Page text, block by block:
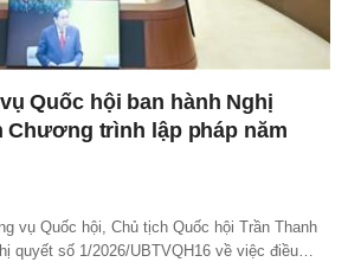
Quốc hội ban hành Nghị
Chương trình lập pháp năm
vụ Quốc hội, Chủ tịch Quốc hội Trần Thanh
quyết số 1/2026/UBTVQH16 về việc điều